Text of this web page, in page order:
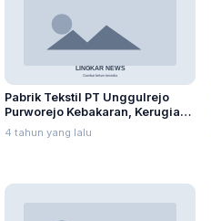
Pabrik Tekstil PT Unggulrejo
Purworejo Kebakaran, Kerugian
Capai Puluhan Juta Rupiah
4 tahun yang lalu